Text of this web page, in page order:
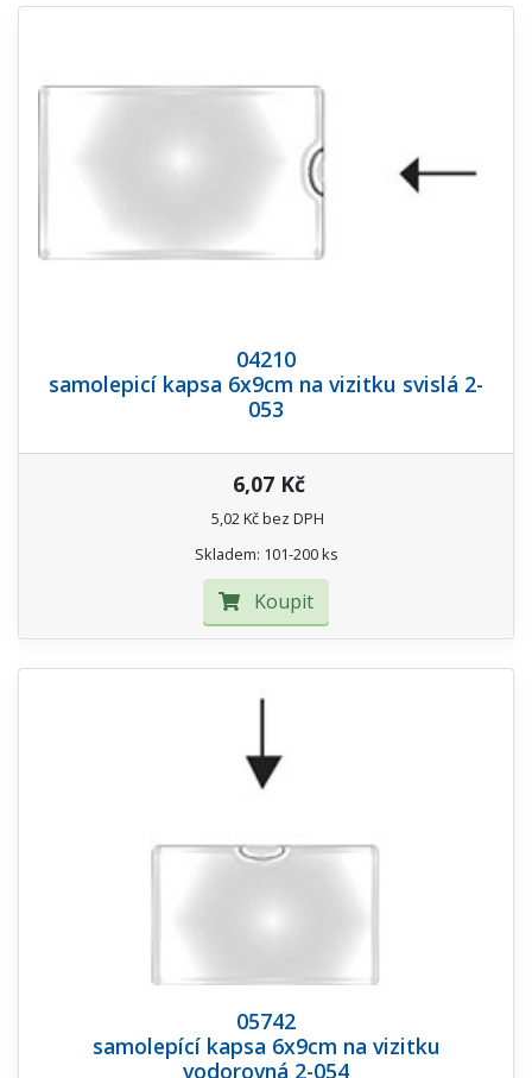
04210
samolepicí kapsa 6x9cm na vizitku svislá 2-
053
6,07 Kč
5,02 Kč bez DPH
Skladem: 101-200 ks
Koupit
05742
samolepící kapsa 6x9cm na vizitku
vodorovná 2-054